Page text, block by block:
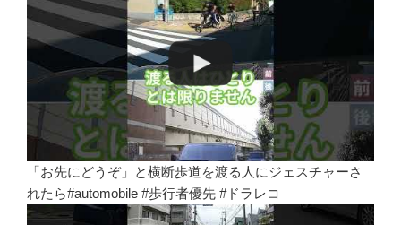
「お先にどうぞ」と横断歩道を渡る人にジェスチャーさ
れたら#automobile #歩行者優先 #ドラレコ